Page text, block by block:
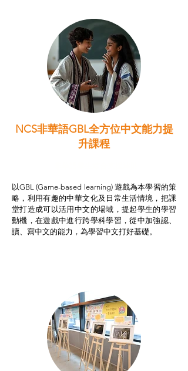
NCS非華語GBL全方位中文能力提
升課程
以GBL (Game-based learning) 遊戲為本學習的策
略，利用有趣的中華文化及日常生活情境，把課
堂打造成可以活用中文的場域，提起學生的學習
動機，在遊戲中進行跨學科學習，從中加強認、
讀、寫中文的能力，為學習中文打好基礎。